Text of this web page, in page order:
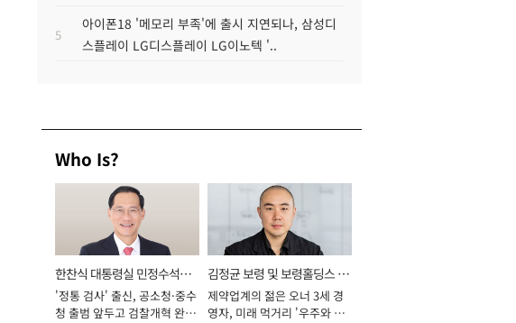
5
아이폰18 '메모리 부족'에 출시 지연되나, 삼성디
스플레이 LG디스플레이 LG이노텍 '..
Who Is?
한찬식 대통령실 민정수석비
서관
'정통 검사' 출신, 공소청·중수
청 출범 앞두고 검찰개혁 완수
김정균 보령 및 보령홀딩스 대
표이사 사장
제약업계의 젊은 오너 3세 경
영자, 미래 먹거리 '우주와 헬